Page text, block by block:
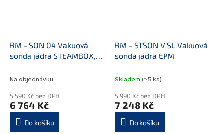
RM - SON 04 Vakuová
sonda jádra STEAMBOX,
MINI, MPD
Na objednávku
5 590 Kč bez DPH
6 764 Kč
Do košíku
RM - STSON V SL Vakuová
sonda jádra EPM
Skladem (>5 ks)
5 990 Kč bez DPH
7 248 Kč
Do košíku